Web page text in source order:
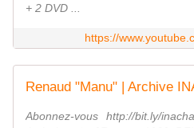
+ 2 DVD ...
https://
Renaud "Manu" | Archive
Abonnez-vous http://bit.ly/